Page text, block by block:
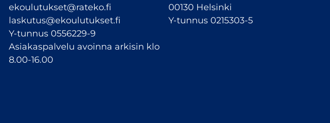
ekoulutukset@rateko.fi
laskutus@ekoulutukset.fi
Y-tunnus 0556229-9
Asiakaspalvelu avoinna arkisin klo
8.00-16.00
00130 Helsinki
Y-tunnus 0215303-5